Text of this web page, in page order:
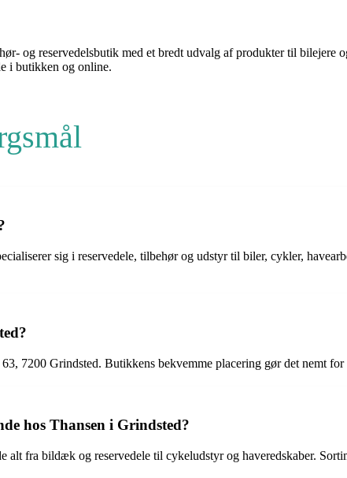
og reservedelsbutik med et bredt udvalg af produkter til
i butikken og online.
sig i reservedele, tilbehør og udstyr til biler, cykler,
7200 Grindsted. Butikkens bekvemme placering gør det nemt
hos Thansen i Grindsted?
alt fra bildæk og reservedele til cykeludstyr og haveredskaber.